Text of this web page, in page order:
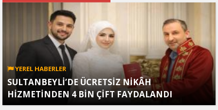
YEREL HABERLER
SULTANBEYLİ’DE ÜCRETSİZ NİKÂH
HİZMETİNDEN 4 BİN ÇİFT FAYDALANDI